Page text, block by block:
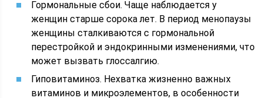
Гормональные сбои. Чаще наблюдается у
женщин старше сорока лет. В период менопаузы
женщины сталкиваются с гормональной
перестройкой и эндокринными изменениями, что
может вызвать глоссалгию.
Гиповитаминоз. Нехватка жизненно важных
витаминов и микроэлементов, в особенности